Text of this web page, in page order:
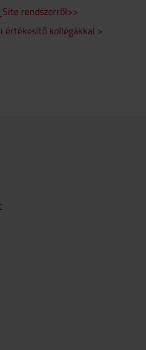
rendszerről>>
értékesítő kollégákkal >